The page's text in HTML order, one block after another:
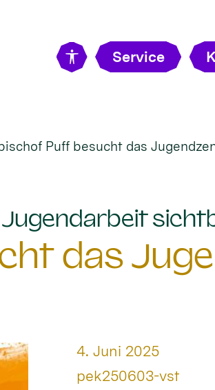
Service
Puff besucht das
Jugendarbeit
das
Datum:
4. Juni 2025
Von:
pek250603-vst